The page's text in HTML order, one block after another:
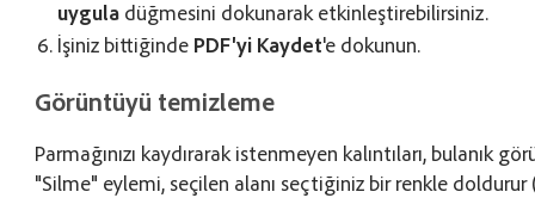
uygula düğmesini dokunarak etkinleştirebilirsiniz.
İşiniz bittiğinde PDF'yi Kaydet'e dokunun.
Görüntüyü temizleme
Parmağınızı kaydırarak istenmeyen kalıntıları, bulanık
"Silme" eylemi, seçilen alanı seçtiğiniz bir renkle